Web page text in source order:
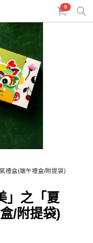
0
禮盒(端午禮盒/附提袋)
」之「夏
/附提袋)